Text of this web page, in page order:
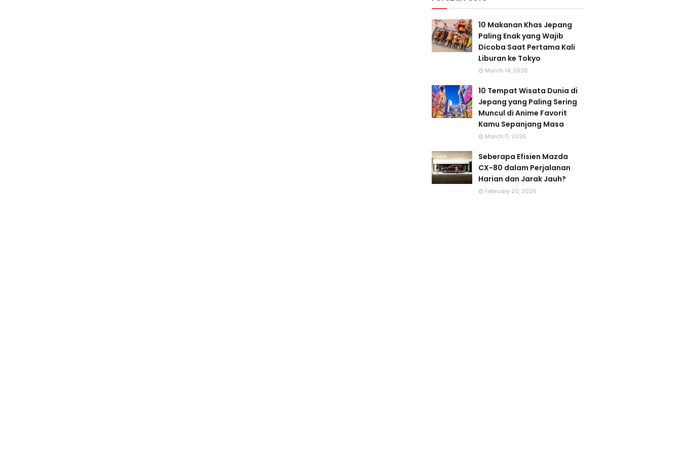
10 Makanan Khas Jepang
Paling Enak yang Wajib
Dicoba Saat Pertama Kali
Liburan ke Tokyo
March 14, 2026
10 Tempat Wisata Dunia di
Jepang yang Paling Sering
Muncul di Anime Favorit
Kamu Sepanjang Masa
March 11, 2026
Seberapa Efisien Mazda
CX-80 dalam Perjalanan
Harian dan Jarak Jauh?
February 20, 2026